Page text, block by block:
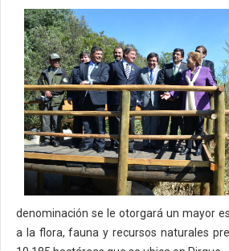
denominación se le otorgará un mayor
a la flora, fauna y recursos naturales